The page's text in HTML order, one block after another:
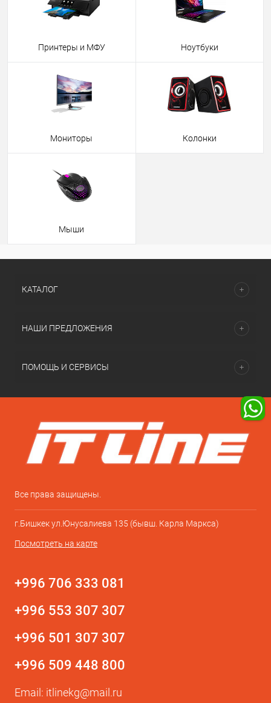
Принтеры и МФУ Ноутбуки
Мониторы Колонки
Мыши
КАТАЛОГ
НАШИ ПРЕДЛОЖЕНИЯ
ПОМОЩЬ И СЕРВИСЫ
Все права защищены.
г.Бишкек ул.Юнусалиева 135 (бывш. Карла Маркса)
Посмотреть на карте
+996 706 333 081
+996 553 307 307
+996 501 307 307
+996 509 448 800
Email: itlinekg@mail.ru